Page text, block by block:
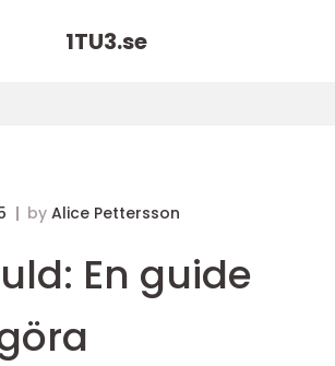
1TU3.se
by Alice Pettersson
En guide